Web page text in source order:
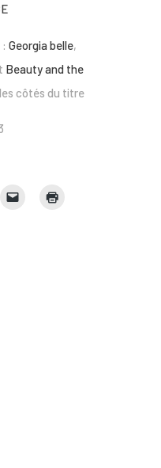
Georgia belle,
Beauty and the
côtés du titre